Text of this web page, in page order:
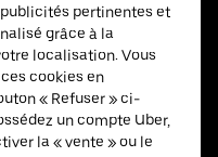
pertinentes et
grâce à la
localisation. Vous
cookies en
« Refuser » ci-
un compte Uber,
la « vente » ou le